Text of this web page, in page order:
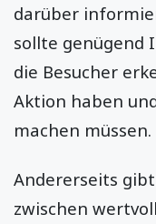
darüber
sollte genügend
die Besucher
Aktion haben
machen müssen.
Andererseits
zwischen